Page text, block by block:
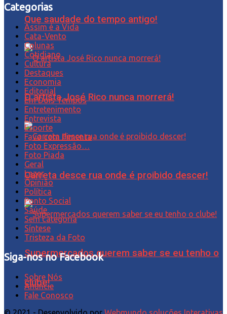
Que saudade do tempo antigo!
O artista José Rico nunca morrerá!
Carreta desce rua onde é proibido descer!
Supermercados querem saber se eu tenho o
clube!
Categorias
Assim é a Vida
Cata-Vento
Colunas
Cotidiano
Cultura
Destaques
Economia
Editorial
Em Dois Tempos
Entretenimento
Entrevista
Esporte
Favo com Pimenta
Foto Expressão…
Foto Piada
Geral
Lazer
Opinião
Política
Ponto Social
Saúde
Sem categoria
Síntese
Tristeza da Foto
Siga-nos no Facebook
Sobre Nós
Anuncie
Fale Conosco